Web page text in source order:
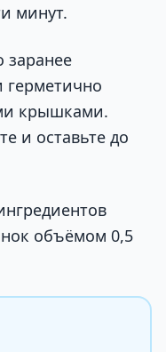
минут.
заранее
герметично
крышками.
и оставьте до
объёмом 0,5